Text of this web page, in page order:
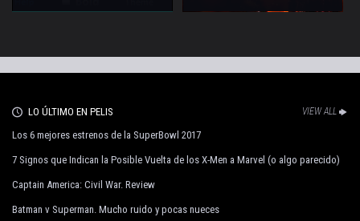
LO ÚLTIMO EN PELIS VIEW ALL
Los 6 mejores estrenos de la SuperBowl 2017
7 Signos que Indican la Posible Vuelta de los X-Men a Marvel (o algo parecido)
Captain America: Civil War. Review
Batman v Superman. Mucho ruido y pocas nueces